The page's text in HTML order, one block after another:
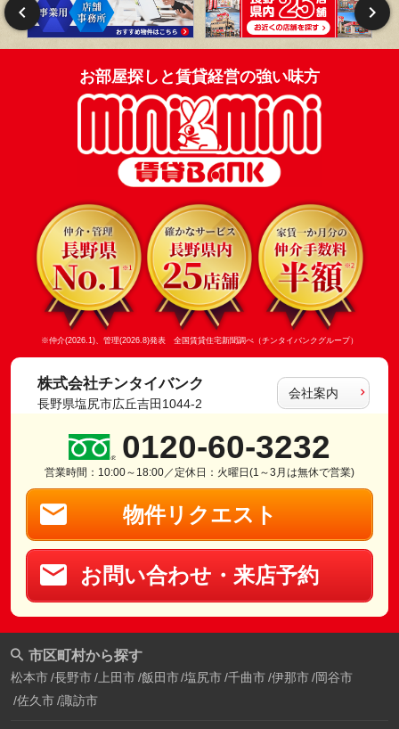
お部屋探しと賃貸経営の強い味方
※仲介(2026.1)、管理(2026.8)発表 全国賃貸住宅新聞調べ（チンタイバンクグループ）
株式会社チンタイバンク
長野県塩尻市広丘吉田1044-2
会社案内
0120-60-3232
営業時間：10:00～18:00／定休日：火曜日(1～3月は無休で営業)
物件リクエスト
お問い合わせ・来店予約
市区町村から探す
松本市 長野市 上田市 飯田市 塩尻市 千曲市 伊那市 岡谷市
佐久市 諏訪市